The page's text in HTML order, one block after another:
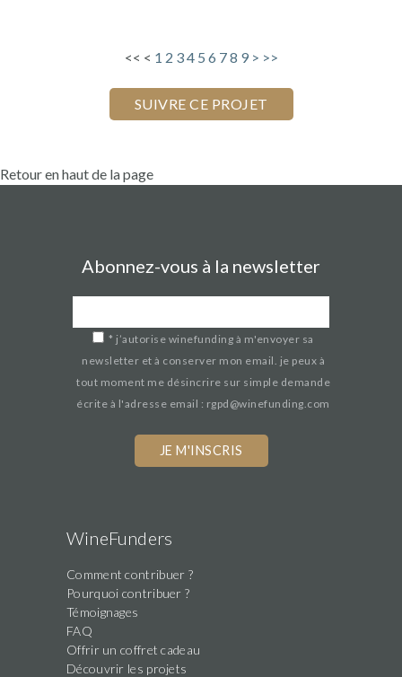
<< < 1 2 34 5 6 78 9 > >>
Retour en haut de la page
Abonnez-vous à la newsletter
* j’autorise winefunding à m'envoyer sa
newsletter et à conserver mon email. je peux à
tout moment me désincrire sur simple demande
écrite à l'adresse email : rgpd@winefunding.com
WineFunders
Comment contribuer ?
Pourquoi contribuer ?
Témoignages
FAQ
Offrir un coffret cadeau
Découvrir les projets